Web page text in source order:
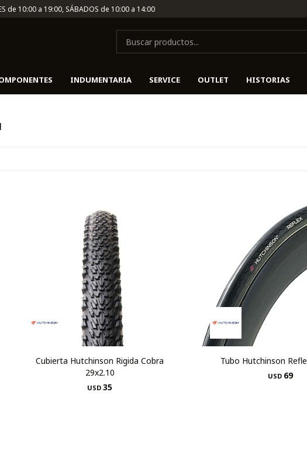
INDUMENTARIA SERVICE OUTLET HISTORIAS
de 10:00 a 19:00, SÁBADOS de 10:00 a 14:00
Cubierta Hutchinson Rigida Cobra
29x2.10
USD 35
Tubo Hutchinson
USD 69